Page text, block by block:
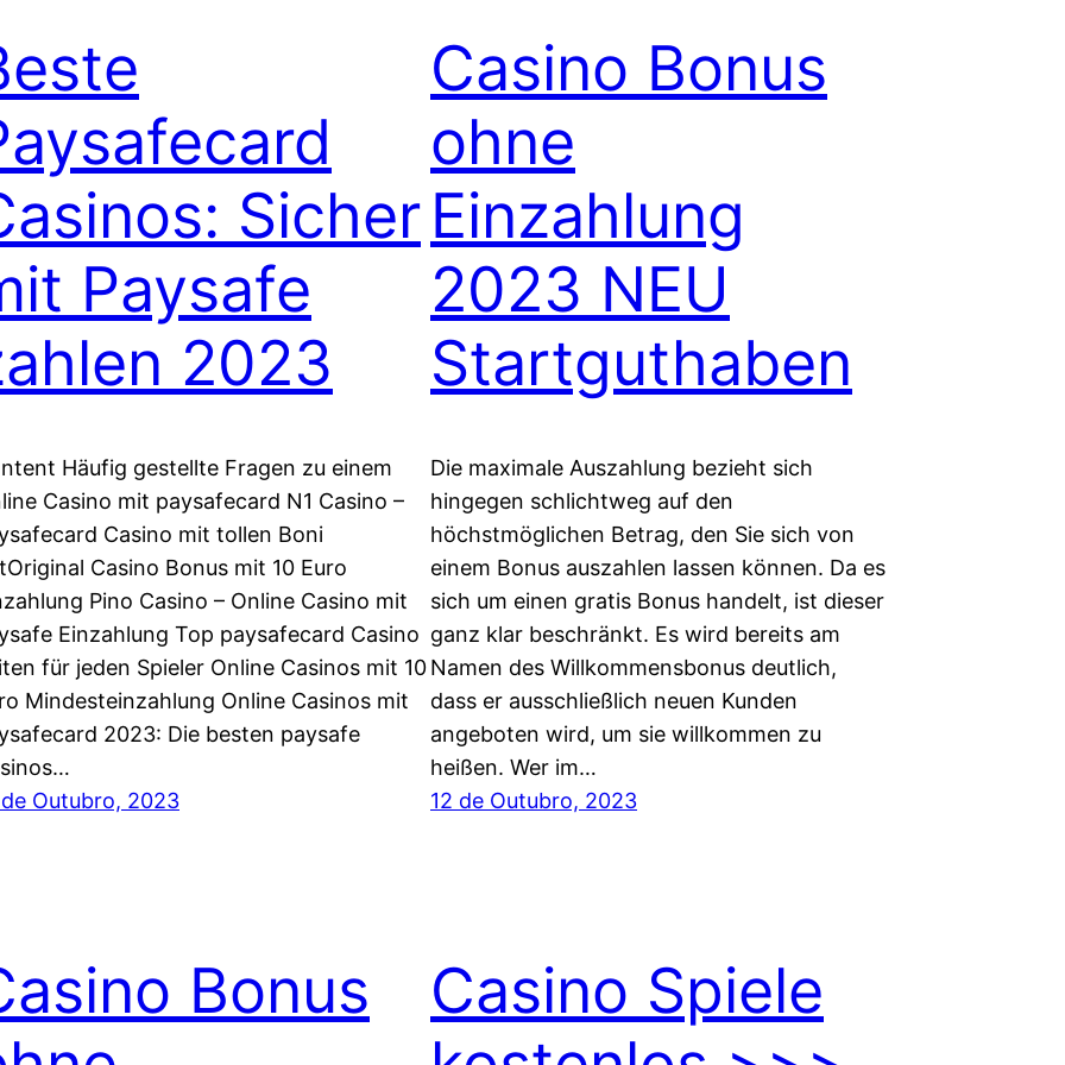
Sicher
Paysafe
2023
Häufig gestellte Fragen zu einem
Casino mit paysafecard N1 Casino –
Casino mit tollen Boni
Casino Bonus mit 10 Euro
Pino Casino – Online Casino mit
Einzahlung Top paysafecard Casino
für jeden Spieler Online Casinos mit 10
Mindesteinzahlung Online Casinos mit
2023: Die besten paysafe
Outubro, 2023
Casino Bonus
ohne
Einzahlung
2023 NEU
Startguthaben
Die maximale Auszahlung bezieht sich
hingegen schlichtweg auf den
höchstmöglichen Betrag, den Sie sich von
einem Bonus auszahlen lassen können. Da es
sich um einen gratis Bonus handelt, ist dieser
ganz klar beschränkt. Es wird bereits am
Namen des Willkommensbonus deutlich,
dass er ausschließlich neuen Kunden
angeboten wird, um sie willkommen zu
heißen. Wer im…
12 de Outubro, 2023
Bonus
Casino Spiele